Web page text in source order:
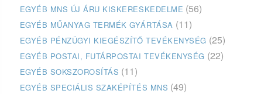
EGYÉB MNS ÚJ ÁRU KISKERESKEDELME (56)
EGYÉB MŰANYAG TERMÉK GYÁRTÁSA (11)
EGYÉB PÉNZÜGYI KIEGÉSZÍTŐ TEVÉKENYSÉG (25)
EGYÉB POSTAI, FUTÁRPOSTAI TEVÉKENYSÉG (22)
EGYÉB SOKSZOROSÍTÁS (11)
EGYÉB SPECIÁLIS SZAKÉPÍTÉS MNS (49)